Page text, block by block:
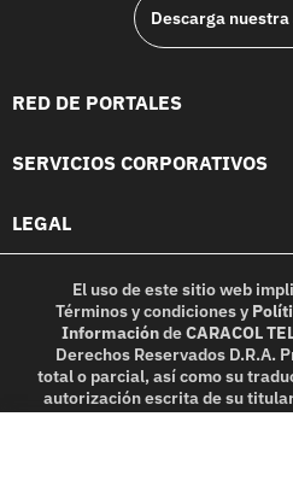
Descarga nuestra
RED DE PORTALES
SERVICIOS CORPORATIVOS
LEGAL
El uso de este sitio web
Términos y condicionesy
InformacióndeCARACOL
Derechos Reservados D.R.A.
total o parcial, así como su
autorización escrita de su